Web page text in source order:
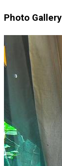
Photo Gallery